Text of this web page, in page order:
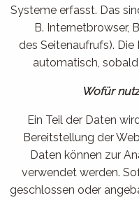
Systeme erfasst. Das
B. Internetbrowser,
des Seitenaufrufs).
automatisch,
Wofür
Ein Teil der Daten
Bereitstellung der
Daten können zur
verwendet werden.
geschlossen oder